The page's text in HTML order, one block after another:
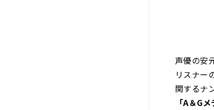
声優の安
リスナー
関するナ
「A＆G